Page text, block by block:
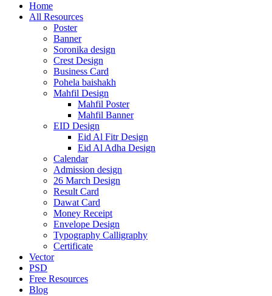
Home
All Resources
Poster
Banner
Soronika design
Crest Design
Business Card
Pohela baishakh
Mahfil Design
Mahfil Poster
Mahfil Banner
EID Design
Eid Al Fitr Design
Eid Al Adha Design
Calendar
Admission design
26 March Design
Result Card
Dawat Card
Money Receipt
Envelope Design
Typography Calligraphy
Certificate
Vector
PSD
Free Resources
Blog